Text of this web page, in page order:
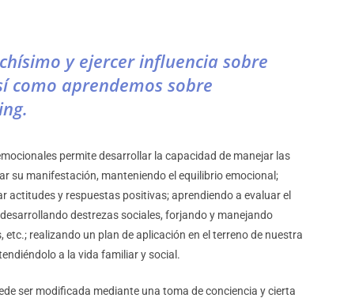
y ejercer influencia sobre
como aprendemos sobre
permite desarrollar la capacidad de manejar las
su manifestación, manteniendo el equilibrio emocional;
actitudes y respuestas positivas; aprendiendo a evaluar el
destrezas sociales, forjando y manejando
etc.; realizando un plan de aplicación en el terreno de nuestra
a la vida familiar y social.
ser modificada mediante una toma de conciencia y cierta